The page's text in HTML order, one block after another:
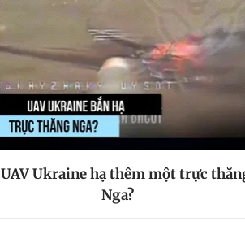
UAV Ukraine hạ thêm một trực
Nga?